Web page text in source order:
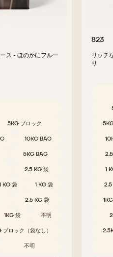
ス - ほのかにフルー
5KG ブロック
10KG BAG
5KG BAG
2.5 KG 袋
KG 袋 1 KG 袋
2.5 KG 袋
1KG 袋 不明
ブロック（袋なし）
不明
823
リッチ
り
取扱
1
2.5